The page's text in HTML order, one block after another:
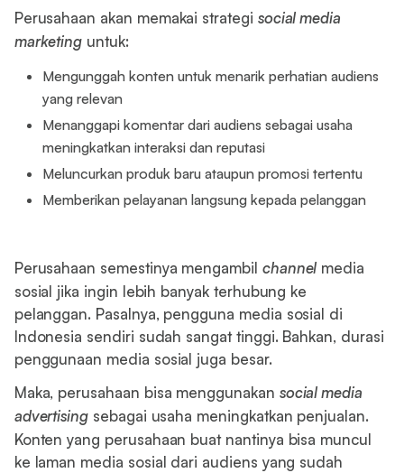
Perusahaan akan memakai strategi social media
marketing untuk:
Mengunggah konten untuk menarik perhatian audiens
yang relevan
Menanggapi komentar dari audiens sebagai usaha
meningkatkan interaksi dan reputasi
Meluncurkan produk baru ataupun promosi tertentu
Memberikan pelayanan langsung kepada pelanggan
Perusahaan semestinya mengambil channel media
sosial jika ingin lebih banyak terhubung ke
pelanggan. Pasalnya, pengguna media sosial di
Indonesia sendiri sudah sangat tinggi. Bahkan, durasi
penggunaan media sosial juga besar.
Maka, perusahaan bisa menggunakan social media
advertising sebagai usaha meningkatkan penjualan.
Konten yang perusahaan buat nantinya bisa muncul
ke laman media sosial dari audiens yang sudah